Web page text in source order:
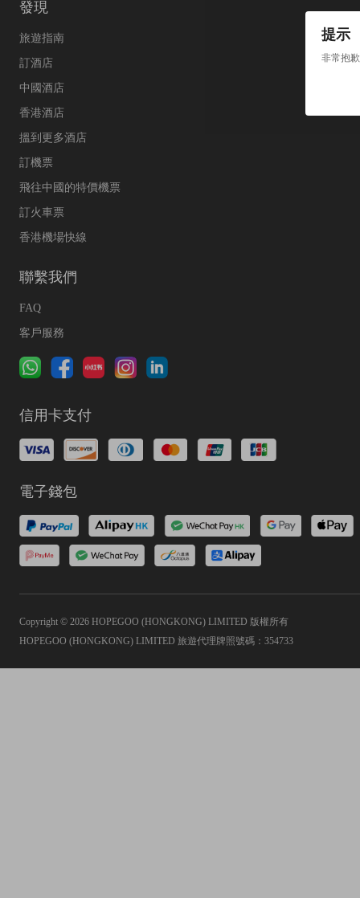
提示
非常抱
發現
旅遊指南
訂酒店
中國酒店
香港酒店
搵到更多酒店
訂機票
飛往中國的特價機票
訂火車票
香港機場快線
聯繫我們
FAQ
客戶服務
信用卡支付
電子錢包
Copyright © 2026 HOPEGOO (HONGKONG) LIMITED 版權所有
HOPEGOO (HONGKONG) LIMITED 旅遊代理牌照號碼：354733